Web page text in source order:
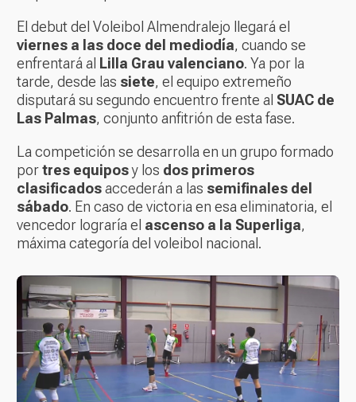
El debut del Voleibol Almendralejo llegará el
viernes a las doce del mediodía, cuando se
enfrentará al Lilla Grau valenciano. Ya por la
tarde, desde las siete, el equipo extremeño
disputará su segundo encuentro frente al SUAC de
Las Palmas, conjunto anfitrión de esta fase.
La competición se desarrolla en un grupo formado
portres equiposy los dos primeros
clasificadosaccederán a las semifinales del
sábado. En caso de victoria en esa eliminatoria, el
vencedor lograría el ascenso a la Superliga,
máxima categoría del voleibol nacional.